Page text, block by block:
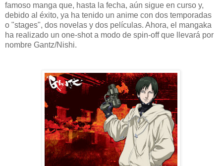
famoso manga que, hasta la fecha, aún sigue en curso y,
debido al éxito, ya ha tenido un anime con dos temporadas
o "stages", dos novelas y dos películas. Ahora, el mangaka
ha realizado un one-shot a modo de spin-off que llevará por
nombre Gantz/Nishi.